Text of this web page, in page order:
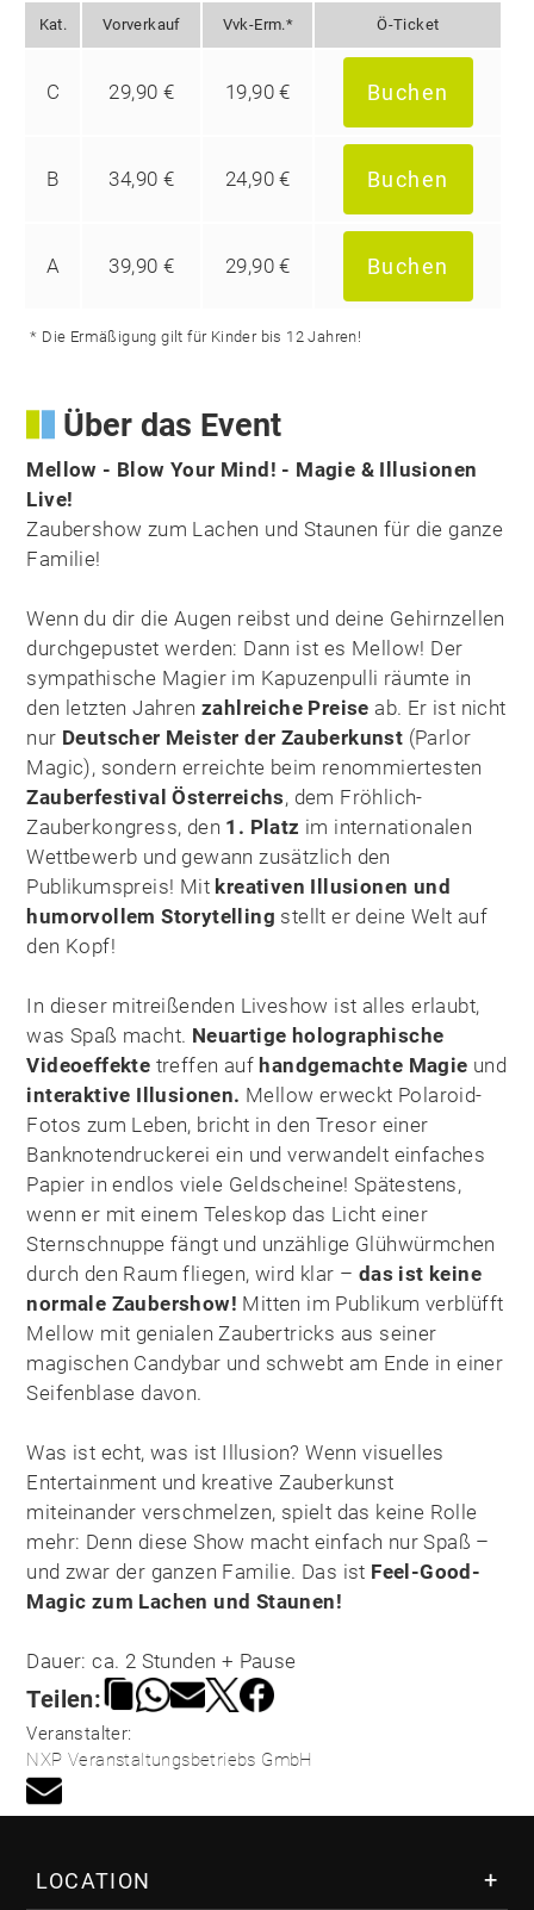
Kat. Vorverkauf Vvk-Erm.* Ö-Ticket
C 29,90 € 19,90 € Buchen
B 34,90 € 24,90 € Buchen
A 39,90 € 29,90 € Buchen
* Die Ermäßigung gilt für Kinder bis 12 Jahren!
Über das Event
Mellow - Blow Your Mind! - Magie & Illusionen
Live!
Zaubershow zum Lachen und Staunen für die ganze
Familie!
Wenn du dir die Augen reibst und deine Gehirnzellen
durchgepustet werden: Dann ist es Mellow! Der
sympathische Magier im Kapuzenpulli räumte in
den letzten Jahren zahlreiche Preise ab. Er ist nicht
nur Deutscher Meister der Zauberkunst (Parlor
Magic), sondern erreichte beim renommiertesten
Zauberfestival Österreichs, dem Fröhlich-
Zauberkongress, den 1. Platz im internationalen
Wettbewerb und gewann zusätzlich den
Publikumspreis! Mit kreativen Illusionen und
humorvollem Storytelling stellt er deine Welt auf
den Kopf!
In dieser mitreißenden Liveshow ist alles erlaubt,
was Spaß macht. Neuartige holographische
Videoeffekte treffen auf handgemachte Magie und
interaktive Illusionen. Mellow erweckt Polaroid-
Fotos zum Leben, bricht in den Tresor einer
Banknotendruckerei ein und verwandelt einfaches
Papier in endlos viele Geldscheine! Spätestens,
wenn er mit einem Teleskop das Licht einer
Sternschnuppe fängt und unzählige Glühwürmchen
durch den Raum fliegen, wird klar – das ist keine
normale Zaubershow! Mitten im Publikum verblüfft
Mellow mit genialen Zaubertricks aus seiner
magischen Candybar und schwebt am Ende in einer
Seifenblase davon.
Was ist echt, was ist Illusion? Wenn visuelles
Entertainment und kreative Zauberkunst
miteinander verschmelzen, spielt das keine Rolle
mehr: Denn diese Show macht einfach nur Spaß –
und zwar der ganzen Familie. Das ist Feel-Good-
Magic zum Lachen und Staunen!
Dauer: ca. 2 Stunden + Pause
Teilen:
Veranstalter:
NXP Veranstaltungsbetriebs GmbH
LOCATION